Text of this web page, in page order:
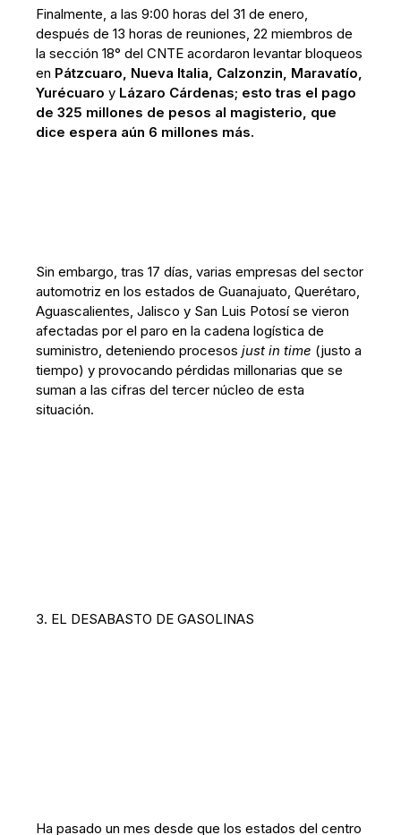
Finalmente, a las 9:00 horas del 31 de enero,
después de 13 horas de reuniones, 22 miembros de
la sección 18° del CNTE acordaron levantar bloqueos
en Pátzcuaro, Nueva Italia, Calzonzin, Maravatío,
Yurécuaro y Lázaro Cárdenas; esto tras el pago
de 325 millones de pesos al magisterio, que
dice espera aún 6 millones más.
Sin embargo, tras 17 días, varias empresas del sector
automotriz en los estados de Guanajuato, Querétaro,
Aguascalientes, Jalisco y San Luis Potosí se vieron
afectadas por el paro en la cadena logística de
suministro, deteniendo procesosjust in time (justo a
tiempo) y provocando pérdidas millonarias que se
suman a las cifras del tercer núcleo de esta
situación.
3. EL DESABASTO DE GASOLINAS
Ha pasado un mes desde que los estados del centro